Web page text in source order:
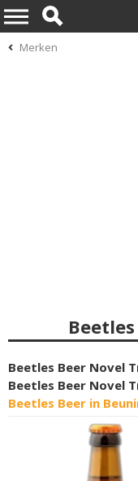
Merken
Beetles Beer Novel
Beetles Beer Novel
Beetles Beer in